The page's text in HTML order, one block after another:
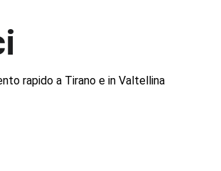
rapido a Tirano e in Valtellina